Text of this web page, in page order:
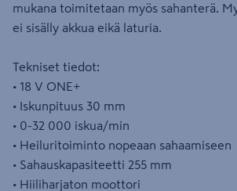
mukana toimitetaan myös sahanterä.
ei sisälly akkua eikä laturia.
Tekniset tiedot:
• 18 V ONE+
• Iskunpituus 30 mm
• 0-32 000 iskua/min
• Heiluritoiminto nopeaan sahaamiseen
• Sahauskapasiteetti 255 mm
• Hiiliharjaton moottori